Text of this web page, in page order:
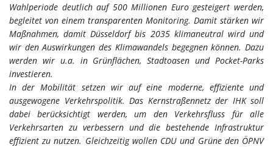
Wahlperiode deutlich auf 500 Millionen Euro gesteigert werden,
begleitet von einem transparenten Monitoring. Damit stärken wir
Maßnahmen, damit Düsseldorf bis 2035 klimaneutral wird und
wir den Auswirkungen des Klimawandels begegnen können. Dazu
werden wir u.a. in Grünflächen, Stadtoasen und Pocket-Parks
investieren.
In der Mobilität setzen wir auf eine moderne, effiziente und
ausgewogene Verkehrspolitik. Das Kernstraßennetz der IHK soll
dabei berücksichtigt werden, um den Verkehrsfluss für alle
Verkehrsarten zu verbessern und die bestehende Infrastruktur
effizient zu nutzen. Gleichzeitig wollen CDU und Grüne den ÖPNV